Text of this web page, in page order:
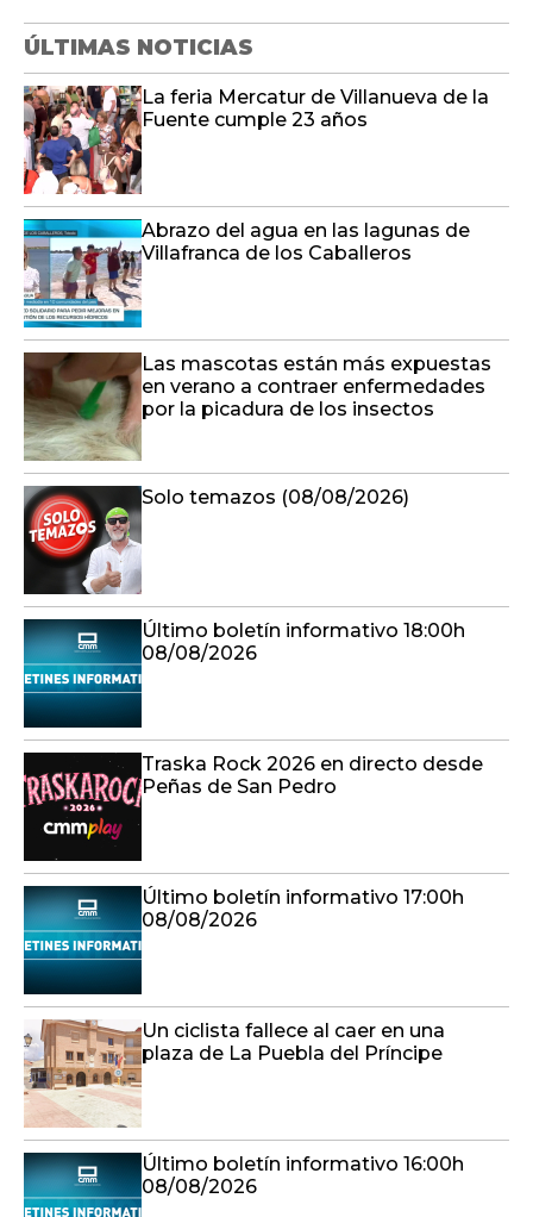
ÚLTIMAS NOTICIAS
La feria Mercatur de Villanueva de la
Fuente cumple 23 años
Abrazo del agua en las lagunas de
Villafranca de los Caballeros
Las mascotas están más expuestas
en verano a contraer enfermedades
por la picadura de los insectos
Solo temazos (08/08/2026)
Último boletín informativo 18:00h
08/08/2026
Traska Rock 2026 en directo desde
Peñas de San Pedro
Último boletín informativo 17:00h
08/08/2026
Un ciclista fallece al caer en una
plaza de La Puebla del Príncipe
Último boletín informativo 16:00h
08/08/2026